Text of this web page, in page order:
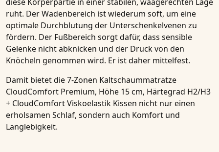
diese Körperpartie in einer stabilen, waagerechten Lage
ruht. Der Wadenbereich ist wiederum soft, um eine
optimale Durchblutung der Unterschenkelvenen zu
fördern. Der Fußbereich sorgt dafür, dass sensible
Gelenke nicht abknicken und der Druck von den
Knöcheln genommen wird. Er ist daher mittelfest.
Damit bietet die7-Zonen Kaltschaummatratze
CloudComfort Premium, Höhe 15 cm, Härtegrad H2/H3
+ CloudComfort Viskoelastik Kissen nicht nur einen
erholsamen Schlaf, sondern auch Komfort und
Langlebigkeit.